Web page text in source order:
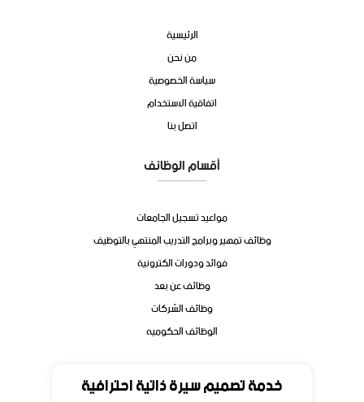
خدمة تصميم سيرة ذاتية احترافية
الرئيسية
من نحن
سياسة الخصوصية
اتفاقية الاستخدام
اتصل بنا
أقسام الوظائف
مواعيد تسجيل الجامعات
وظائف تمهير وبرامج التدريب المنتهي بالتوظيف
فوائد ودورات الكترونية
وظائف عن بعد
وظائف الشركات
الوظائف الحكوميه